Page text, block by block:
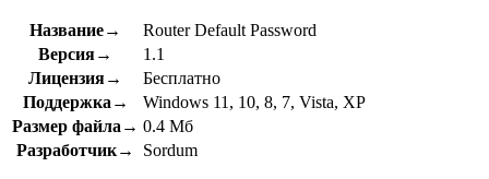
Название→
Router Default Password
Версия→
1.1
Лицензия→
Бесплатно
Поддержка→
Windows 11, 10, 8, 7, Vista, XP
Размер файла→ 0.4 Мб
Разработчик→
Sordum